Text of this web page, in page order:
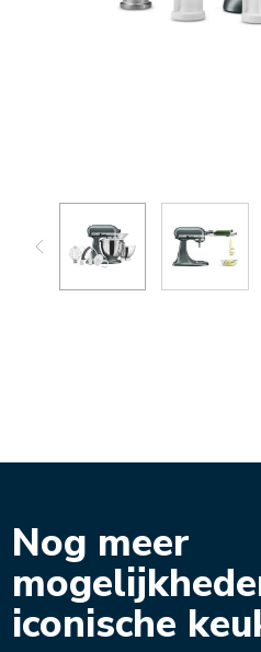
Nog meer
iconische